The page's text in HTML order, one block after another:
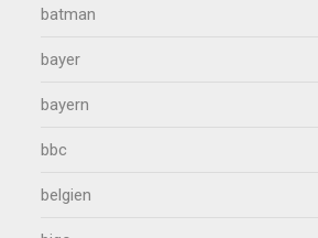
batman
bayer
bayern
bbc
belgien